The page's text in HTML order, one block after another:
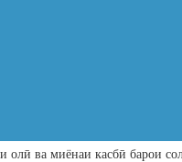
олӣ ва миёнаи касбӣ барои